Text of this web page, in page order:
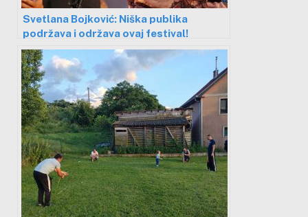
Svetlana Bojković: Niška publika
podržava i održava ovaj festival!